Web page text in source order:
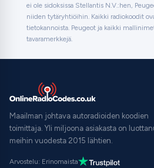
ei ole sidoksissa Stellantis N.V.:hen,
niiden tytäryhtiöihin. Kaikki radiokoodit
tietokannoista. Peugeot ja kaikki
tavaramerkkejä.
Maailman johtava autoradioiden koodien
toimittaja. Yli miljoona asiakasta on
meihin vuodesta 2015 lähtien.
Arvostelu: Erinomaista